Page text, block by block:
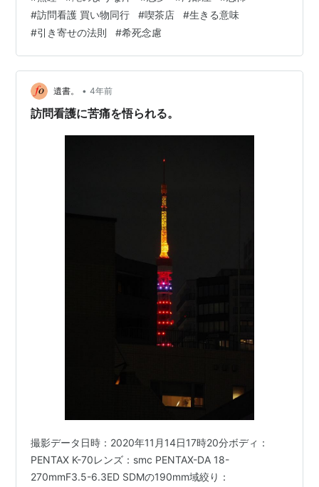
になってしまっているのは書いた通り。ゴミならいいの
だが、例えば壊れて直さなければ使えないけど100万円も
するカメラとか、捨てるに捨てられないもので溢れてい
て、２DKの広さがあるのだが、布団１枚、敷くのがやっ
とという有様で引っ越しができない。 そんな中、昨日、
隣の区画の再開発が本決定したという情…
#訪問看護 買い物同行 #喫茶店 #生きる意味
#引き寄せの法則 #希死念慮
遺書。 • 4年前
訪問看護に苦痛を悟られる。
撮影データ日時：2020年11月14日17時20分ボディ：
PENTAX K-70レンズ：smc PENTAX-DA 18-
270mmF3.5-6.3ED SDMの190mm域絞り：